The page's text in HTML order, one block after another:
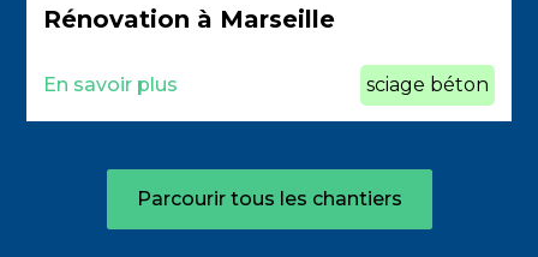
Rénovation à Marseille
En savoir plus sciage béton
Parcourir tous les chantiers